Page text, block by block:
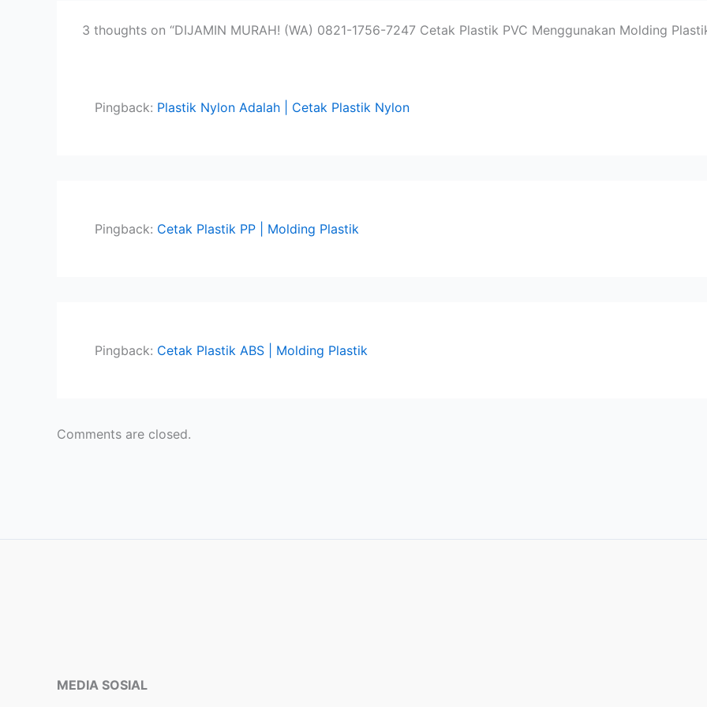
3 thoughts on “DIJAMIN MURAH! (WA) 0821-1756-7247 Cetak Plastik PVC Menggunakan Molding
Pingback: Plastik Nylon Adalah | Cetak Plastik Nylon
Pingback: Cetak Plastik PP | Molding Plastik
Pingback: Cetak Plastik ABS | Molding Plastik
Comments are closed.
MEDIA SOSIAL